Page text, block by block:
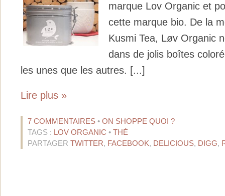
marque Lov Organic et
cette marque bio. De la
Kusmi Tea, Løv Organic
dans de jolis boîtes
les unes que les autres. [...]
Lire plus »
7 COMMENTAIRES • ON SHOPPE QUOI ?
TAGS : LOV ORGANIC • THÉ
PARTAGER TWITTER, FACEBOOK, DELICIOUS, DIGG,